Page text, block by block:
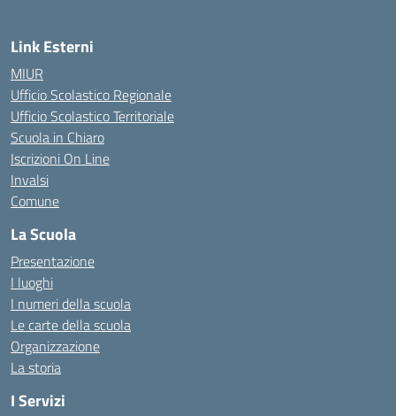
Link Esterni
MIUR
Ufficio Scolastico Regionale
Ufficio Scolastico Territoriale
Scuola in Chiaro
Iscrizioni On Line
Invalsi
Comune
La Scuola
Presentazione
I luoghi
I numeri della scuola
Le carte della scuola
Organizzazione
La storia
I Servizi